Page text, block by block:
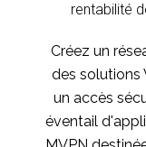
rentabilité
Créez un
des solutions
un accès
éventail